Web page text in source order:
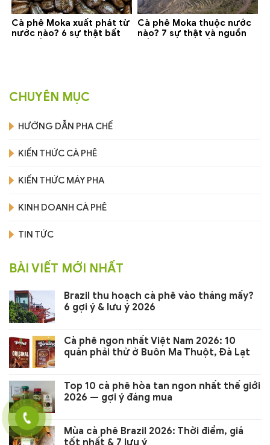
Cà phê Moka xuất phát từ
nước nào? 6 sự thật bất
Cà phê Moka thuộc nước
nào? 7 sự thật và nguồn
CHUYÊN MỤC
HƯỚNG DẪN PHA CHẾ
KIẾN THỨC CÀ PHÊ
KIẾN THỨC MÁY PHA
KINH DOANH CÀ PHÊ
TIN TỨC
BÀI VIẾT MỚI NHẤT
Brazil thu hoạch cà phê vào tháng mấy?
6 gợi ý & lưu ý 2026
Cà phê ngon nhất Việt Nam 2026: 10
quán phải thử ở Buôn Ma Thuột, Đà Lạt
Top 10 cà phê hòa tan ngon nhất thế giới
2026 — gợi ý đáng mua
Mùa cà phê Brazil 2026: Thời điểm, giá
tốt nhất & 7 lưu ý